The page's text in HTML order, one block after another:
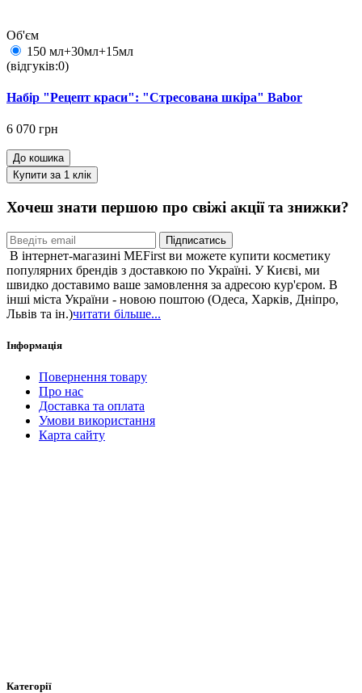
Об'єм
150 мл+30мл+15мл
(відгуків:0)
Набір "Рецепт краси": "Стресована шкіра" Babor
6 070 грн
До кошика
Купити за 1 клiк
Хочеш знати першою про свіжі акції та знижки?
Підписатись
В інтернет-магазині MEFirst ви можете купити косметику
популярних брендів з доставкою по Україні. У Києві, ми
швидко доставимо ваше замовлення за адресою кур'єром. В
інші міста України - новою поштою (Одеса, Харків, Дніпро,
Львів та ін.)читати більше...
Інформація
Повернення товару
Про нас
Доставка та оплата
Умови використання
Карта сайту
Категорії